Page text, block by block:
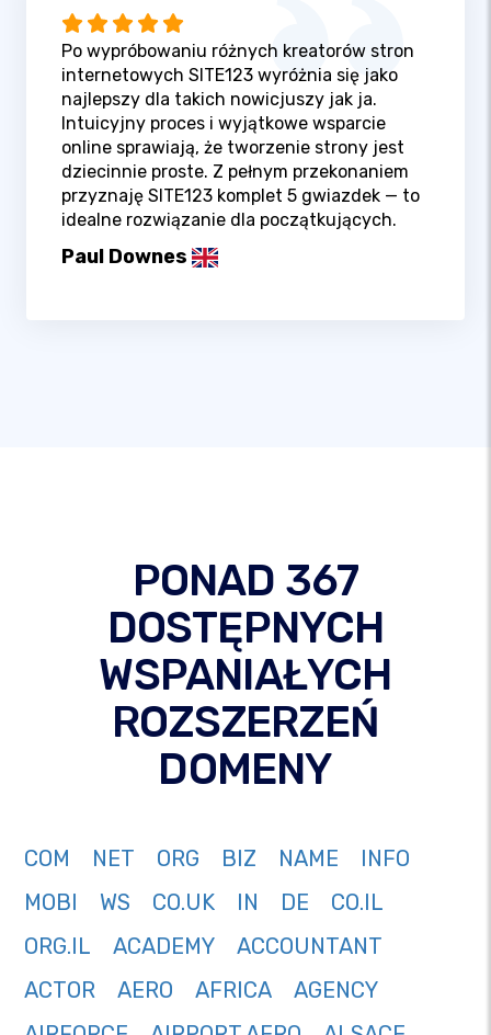
Po wypróbowaniu różnych kreatorów stron
internetowych SITE123 wyróżnia się jako
najlepszy dla takich nowicjuszy jak ja.
Intuicyjny proces i wyjątkowe wsparcie
online sprawiają, że tworzenie strony jest
dziecinnie proste. Z pełnym przekonaniem
przyznaję SITE123 komplet 5 gwiazdek — to
idealne rozwiązanie dla początkujących.
Paul Downes
PONAD 367
DOSTĘPNYCH
WSPANIAŁYCH
ROZSZERZEŃ
DOMENY
COM NET ORG BIZ NAME
INFO
MOBI
WS CO.UK IN DE
CO.IL
ORG.IL
ACADEMY
ACCOUNTANT
ACTOR
AERO AFRICA
AGENCY